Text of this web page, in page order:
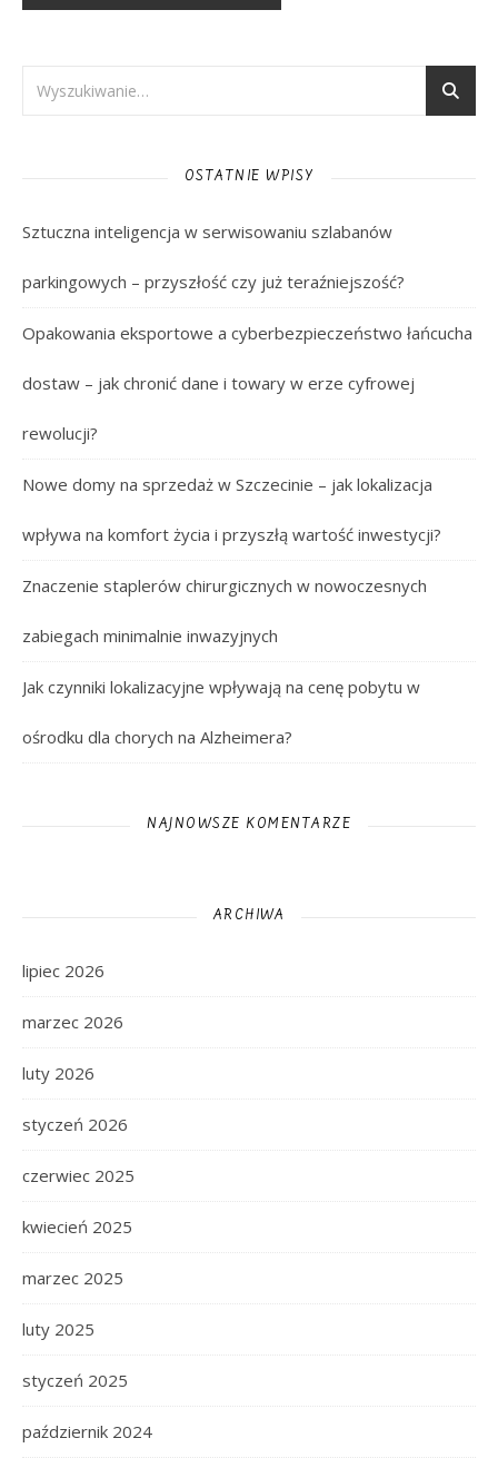
OSTATNIE WPISY
Sztuczna inteligencja w serwisowaniu szlabanów
parkingowych – przyszłość czy już teraźniejszość?
Opakowania eksportowe a cyberbezpieczeństwo łańcucha
dostaw – jak chronić dane i towary w erze cyfrowej
rewolucji?
Nowe domy na sprzedaż w Szczecinie – jak lokalizacja
wpływa na komfort życia i przyszłą wartość inwestycji?
Znaczenie staplerów chirurgicznych w nowoczesnych
zabiegach minimalnie inwazyjnych
Jak czynniki lokalizacyjne wpływają na cenę pobytu w
ośrodku dla chorych na Alzheimera?
NAJNOWSZE KOMENTARZE
ARCHIWA
lipiec 2026
marzec 2026
luty 2026
styczeń 2026
czerwiec 2025
kwiecień 2025
marzec 2025
luty 2025
styczeń 2025
październik 2024